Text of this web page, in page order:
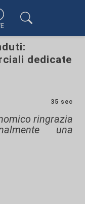
dedicate
35 sec
ringrazia
una